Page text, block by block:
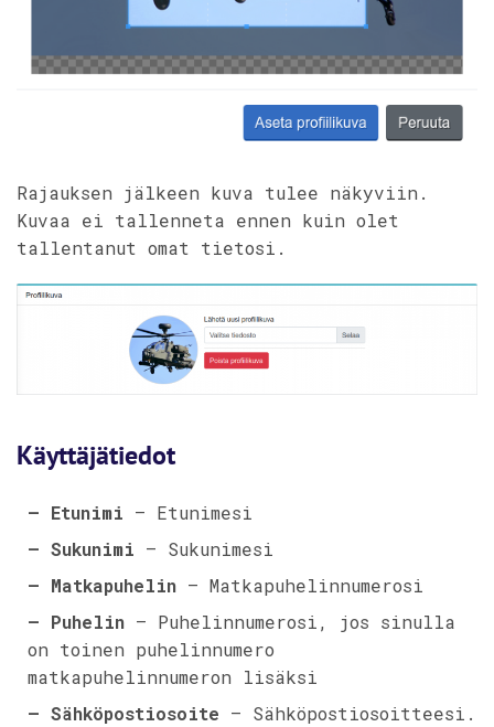
Rajauksen jälkeen kuva tulee näkyviin.
Kuvaa ei tallenneta ennen kuin olet
tallentanut omat tietosi.
Käyttäjätiedot
– Etunimi – Etunimesi
– Sukunimi – Sukunimesi
– Matkapuhelin – Matkapuhelinnumerosi
– Puhelin – Puhelinnumerosi, jos sinulla
on toinen puhelinnumero
matkapuhelinnumeron lisäksi
– Sähköpostiosoite – Sähköpostiosoitteesi.